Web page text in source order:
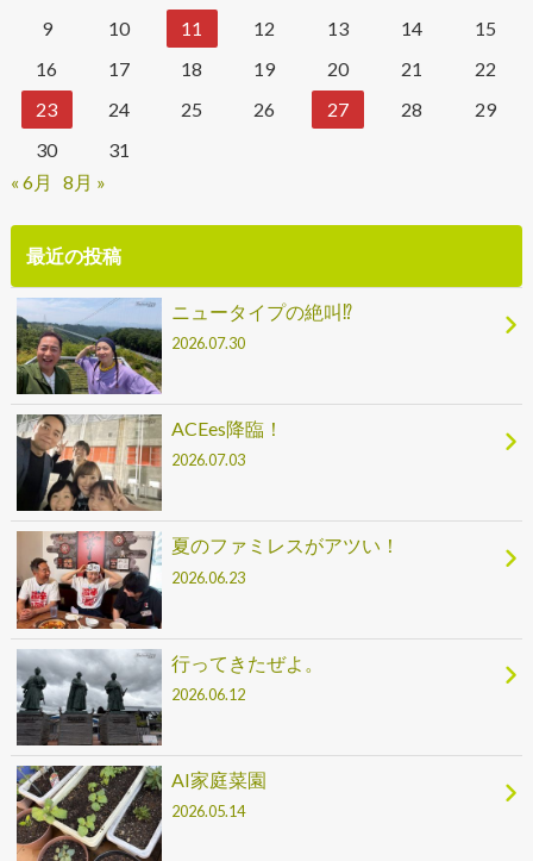
9
10 11 12 13 14
15
16
17 18 19 20 21
22
23
24 25 26 27 28
29
30
31
« 6月
8月 »
最近の投稿
ニュータイプの絶叫⁉
2026.07.30
ACEes降臨！
2026.07.03
夏のファミレスがアツい！
2026.06.23
行ってきたぜよ。
2026.06.12
AI家庭菜園
2026.05.14